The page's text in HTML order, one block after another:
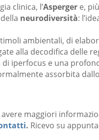
clinica, l’Asperger e,
neurodiversità:
ambientali, di
alla decodifica delle
di iperfocus e una
assorbita
maggiori
. Ricevo su